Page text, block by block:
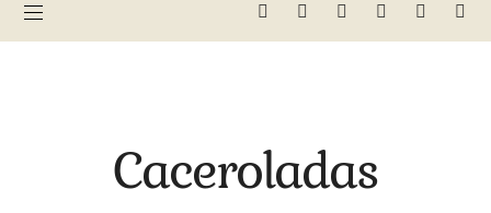
Caceroladas